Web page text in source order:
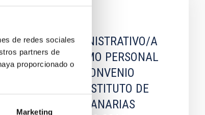
de redes sociales
partners de
proporcionado o
Marketing
JEFE DE ADMINISTRATIVO/A
PERSONAL COMO PERSONAL
FIJO SUJETO AL CONVENIO
COLECTIVO DEL INSTITUTO DE
ASTROFÍSICA DE CANARIAS